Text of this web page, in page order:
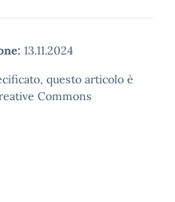
13.11.2024
questo articolo è
Commons